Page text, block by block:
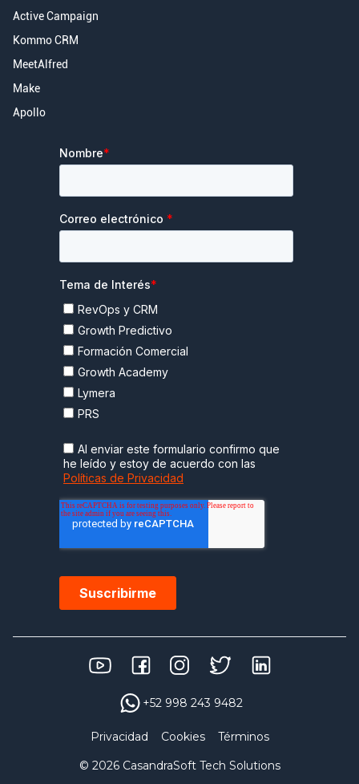
Active Campaign
Kommo CRM
MeetAlfred
Make
Apollo
© 2026 CasandraSoft Tech Solutions
Privacidad Cookies Términos
+52 998 243 9482